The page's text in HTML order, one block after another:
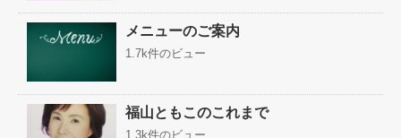
メニューのご案内
1.7k件のビュー
福山ともこのこれまで
1.3k件のビュー